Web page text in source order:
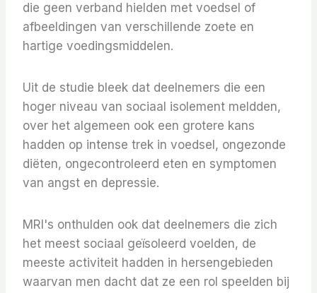
die geen verband hielden met voedsel of
afbeeldingen van verschillende zoete en
hartige voedingsmiddelen.
Uit de studie bleek dat deelnemers die een
hoger niveau van sociaal isolement meldden,
over het algemeen ook een grotere kans
hadden op intense trek in voedsel, ongezonde
diëten, ongecontroleerd eten en symptomen
van angst en depressie.
MRI's onthulden ook dat deelnemers die zich
het meest sociaal geïsoleerd voelden, de
meeste activiteit hadden in hersengebieden
waarvan men dacht dat ze een rol speelden bij